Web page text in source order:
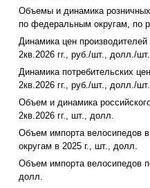
Объемы и динамика
по федеральным округам, по
Динамика цен
2кв.2026 гг., руб./шт., долл./шт.
Динамика потребительских
2кв.2026 гг., руб./шт., долл./шт.
Объем и динамика
2кв.2026 гг., шт., долл.
Объем импорта велосипедов
округам в 2025 г., шт., долл.
Объем импорта велосипедов
долл.